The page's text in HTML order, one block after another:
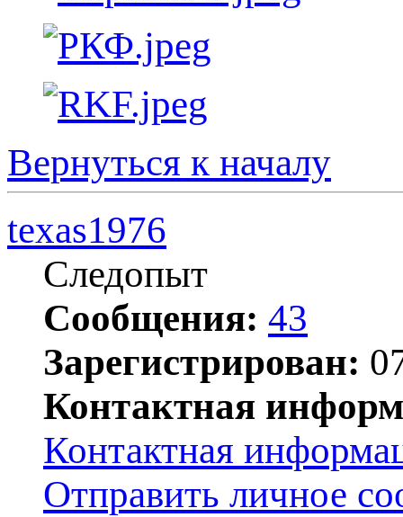
Вернуться к началу
texas1976
Следопыт
Сообщения: 43
Зарегистрирован:
Контактная
Контактная
Отправить личное